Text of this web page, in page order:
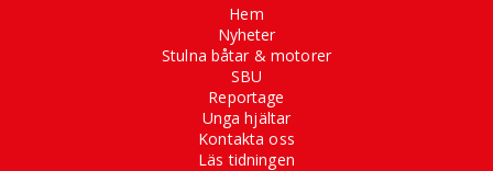
Hem
Nyheter
Stulna båtar & motorer
SBU
Reportage
Unga hjältar
Kontakta oss
Läs tidningen